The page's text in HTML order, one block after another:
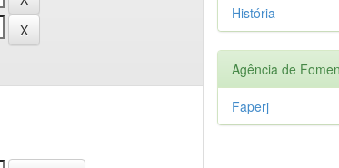
História
Agência de
Faperj